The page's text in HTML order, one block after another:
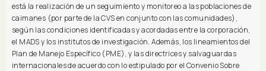
está la realización de un seguimiento y monitoreo a las poblaciones de
caimanes (por parte de la CVS en conjunto con las comunidades),
según las condiciones identificadas y acordadas entre la corporación,
el MADS y los institutos de investigación. Además, los lineamientos del
Plan de Manejo Específico (PME), y las directrices y salvaguardas
internacionales de acuerdo con lo estipulado por el Convenio Sobre